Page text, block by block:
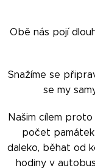
Obě nás pojí
Snažíme se
se my
Našim cílem
počet
daleko, běhat od
hodiny v